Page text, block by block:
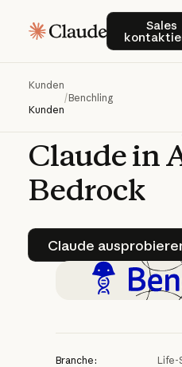
Sales
Kunden
Kunden
/Benchling
Benchling
Claudein
Bedrock
Claude
Claude
Branche:
Life-